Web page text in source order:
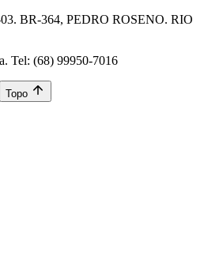
BR-364, PEDRO ROSENO. RIO
Tel: (68) 99950-7016
Topo